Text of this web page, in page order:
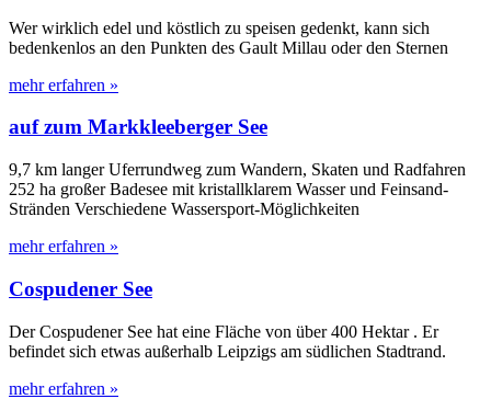
Wer wirklich edel und köstlich zu speisen gedenkt, kann sich
bedenkenlos an den Punkten des Gault Millau oder den Sternen
mehr erfahren »
auf zum Markkleeberger See
9,7 km langer Uferrundweg zum Wandern, Skaten und Radfahren
252 ha großer Badesee mit kristallklarem Wasser und Feinsand-
Stränden Verschiedene Wassersport-Möglichkeiten
mehr erfahren »
Cospudener See
Der Cospudener See hat eine Fläche von über 400 Hektar . Er
befindet sich etwas außerhalb Leipzigs am südlichen Stadtrand.
mehr erfahren »